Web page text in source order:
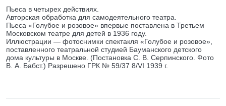
Пьеса в четырех действиях.
Авторская обработка для самодеятельного театра.
Пьеса «Голубое и розовое» впервые поставлена в Третьем
Московском театре для детей в 1936 году.
Иллюстрации — фотоснимки спектакля «Голубое и розовое»,
поставленного театральной студией Бауманского детского
дома культуры в Москве. (Постановка С. В. Серпинского. Фото
В. А. Бабст.) Разрешено ГРК № 59/37 8/VI 1939 г.